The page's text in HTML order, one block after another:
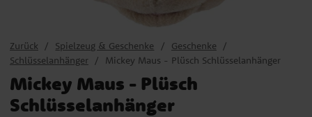
Zurück Spielzeug & Geschenke
Geschenke
Schlüsselanhänger
Mickey Maus - Plüsch Schlüsselanhänger
Mickey Maus - Plüsch
Schlüsselanhänger